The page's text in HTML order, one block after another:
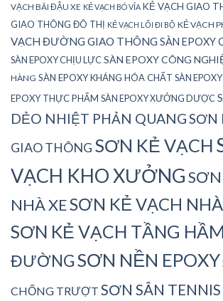
VẠCH BÃI ĐẬU XE KẺ VẠCH BÓ VỈA KẺ VẠCH GIAO
GIAO THÔNG ĐÔ THỊ KẺ VẠCH LỐI ĐI BỘ KẺ VẠCH
VẠCH ĐƯỜNG GIAO THÔNG SÀN EPOXY
SÀN EPOXY CHỊU LỰCSÀN EPOXY CÔNG
HÀNG SÀN EPOXY KHÁNG HÓA CHẤT SÀN
EPOXY THỰC PHẨM SÀN EPOXY XƯỞNG DƯỢC
DẺO NHIỆT PHẢN QUANGSƠN
GIAO THÔNG SƠN KẺ VẠCH
VẠCH KHO XƯỞNG
NHÀ XESƠN KẺ VẠCH
SƠN KẺ VẠCH TẦNG HẦM
ĐƯỜNGSƠN NỀN EPOXY
CHỐNG TRƯỢT SƠN SÂN TENNIS